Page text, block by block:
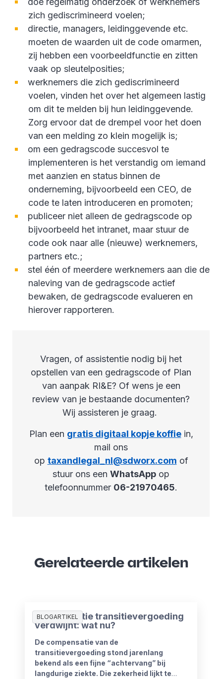
zich gediscrimineerd voelen;
directie, managers, leidinggevende etc.
moeten de waarden uit de code omarmen,
zij hebben een voorbeeldfunctie en zitten
vaak op sleutelposities;
werknemers die zich gediscrimineerd
voelen, vinden het over het algemeen lastig
om dit te melden bij hun leidinggevende.
Zorg ervoor dat de drempel voor het doen
van een melding zo klein mogelijk is;
om een gedragscode succesvol te
implementeren is het verstandig om iemand
met aanzien en status binnen de
onderneming, bijvoorbeeld een CEO, de
code te laten introduceren en promoten;
publiceer niet alleen de gedragscode op
bijvoorbeeld het intranet, maar stuur de
code ook naar alle (nieuwe) werknemers,
partners etc.;
stel één of meerdere werknemers aan die de
naleving van de gedragscode actief
bewaken, de gedragscode evalueren en
hierover rapporteren.
Vragen, of assistentie nodig bij het
opstellen van een gedragscode of Plan
van aanpak RI&E? Of wens je een
review van je bestaande documenten?
Wij assisteren je graag.
Plan een gratis digitaal kopje koffiein,
mail ons
op taxandlegal_nl@sdworx.com of
stuur ons een WhatsApp op
telefoonnummer 06-21970465.
Gerelateerde artikelen
BLOGARTIKEL
Compensatie transitievergoeding
verdwijnt: wat nu?
De compensatie van de
transitievergoeding stond jarenlang
bekend als een fijne “achtervang” bij
langdurige ziekte. Die zekerheid lijkt te